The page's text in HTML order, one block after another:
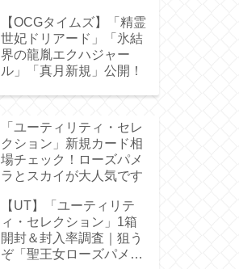
【OCGタイムズ】「精霊
世妃ドリアード」「氷結
界の龍胤エクハジャー
ル」「真月新規」公開！
「ユーティリティ・セレ
クション」新規カード相
場チェック！ローズパメ
ラとスカイが大人気です
【UT】「ユーティリテ
ィ・セレクション」1箱
開封＆封入率調査｜狙う
ぞ「聖王女ローズパメ